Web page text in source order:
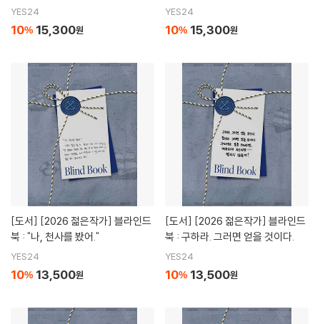
YES24
10% 15,300원
리기 쉬운 물건은 아예 들이지조차
말라고 했다.
YES24
10% 15,300원
[도서]
북 : "나, 천사를 봤어."
YES24
10% 13,500원
[도서]
북 : 구하라. 그러면 얻을 것이다.
YES24
10% 13,500원